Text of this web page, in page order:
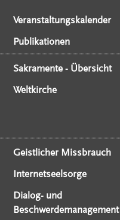
Veranstaltungskalender
Publikationen
Sakramente - Übersicht
Weltkirche
Geistlicher Missbrauch
Internetseelsorge
Dialog- und
Beschwerdemanagement